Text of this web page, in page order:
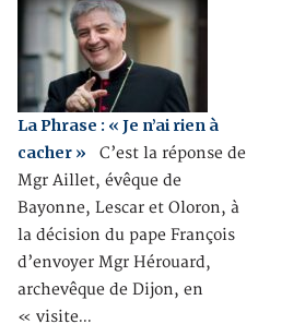
La Phrase : « Je n’ai rien à
cacher » C’est la réponse de
Mgr Aillet, évêque de
Bayonne, Lescar et Oloron, à
la décision du pape François
d’envoyer Mgr Hérouard,
archevêque de Dijon, en
« visite…